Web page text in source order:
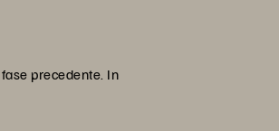
precedente. In